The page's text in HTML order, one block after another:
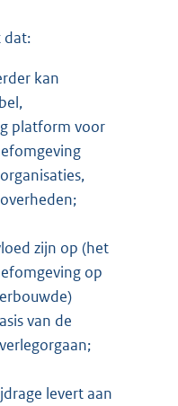
dat:
kan
platform voor
zijn op (het
op
van de
orgaan;
levert aan